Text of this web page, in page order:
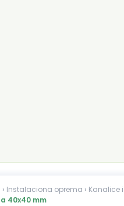
› Instalaciona oprema › Kanalice
40x40 mm